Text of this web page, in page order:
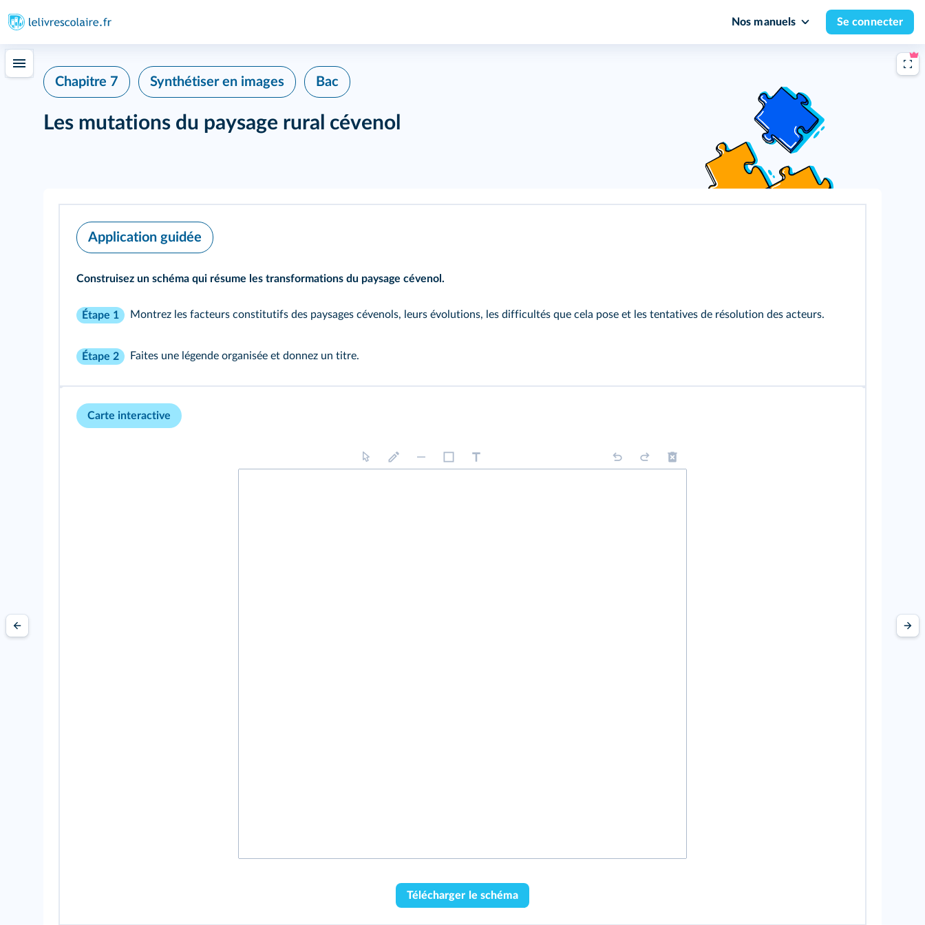
Nos manuels Se connecter
Chapitre 7 Synthétiser en images Bac
Les mutations du paysage rural cévenol
Application guidée
Construisez un schéma qui résume les transformations du paysage cévenol.
Étape 1 Montrez les facteurs constitutifs des paysages cévenols, leurs évolutions, les difficultés que cela pose et les tentatives de résolution des acteurs.
Étape 2 Faites une légende organisée et donnez un titre.
Carte interactive
Télécharger le schéma